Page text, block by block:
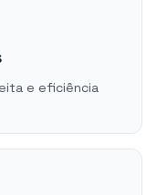
e eficiência